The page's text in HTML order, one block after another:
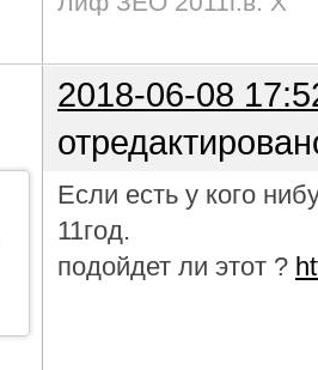
2018-06-08
Если есть у кого
11год.
подойдет ли этот ?